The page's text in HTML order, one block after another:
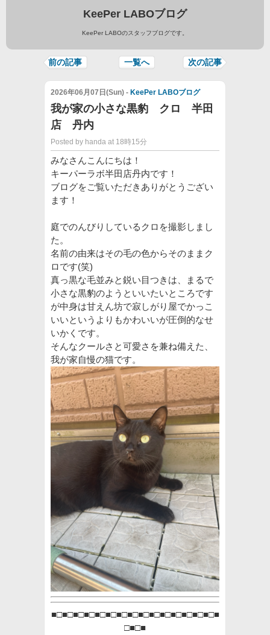
KeePer LABOブログ
KeePer LABOのスタッフブログです。
前の記事 一覧へ 次の記事
2026年06月07日(Sun) - KeePer LABOブログ
我が家の小さな黒豹 クロ 半田
店 丹内
Posted by handa at 18時15分
みなさんこんにちは！
キーパーラボ半田店丹内です！
ブログをご覧いただきありがとうござい
ます！
庭でのんびりしているクロを撮影しまし
た。
名前の由来はその毛の色からそのままク
ロです(笑)
真っ黒な毛並みと鋭い目つきは、まるで
小さな黒豹のようといいたいところです
が中身は甘えん坊で寂しがり屋でかっこ
いいというよりもかわいいが圧倒的なせ
いかくです。
そんなクールさと可愛さを兼ね備えた、
我が家自慢の猫です。
■□■□■□■□■□■□■□■□■□■□■□■□■□■□■□■
□■□■